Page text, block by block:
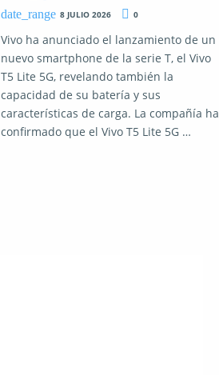
8 JULIO 2026
0
Vivo ha anunciado el lanzamiento de un
nuevo smartphone de la serie T, el Vivo
T5 Lite 5G, revelando también la
capacidad de su batería y sus
características de carga. La compañía ha
confirmado que el Vivo T5 Lite 5G …